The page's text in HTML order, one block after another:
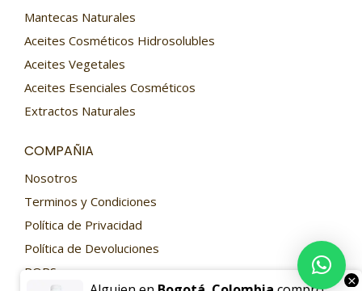
Mantecas Naturales
Aceites Cosméticos Hidrosolubles
Aceites Vegetales
Aceites Esenciales Cosméticos
Extractos Naturales
COMPAÑIA
Nosotros
Terminos y Condiciones
Política de Privacidad
Política de Devoluciones
PQRS
×